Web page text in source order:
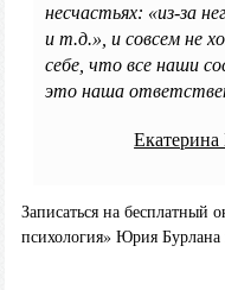
несчастьях: «из-за
и т.д.», и совсем не
себе, что все наши
это наша
Екатерина
Записаться на бесплатный
психология» Юрия